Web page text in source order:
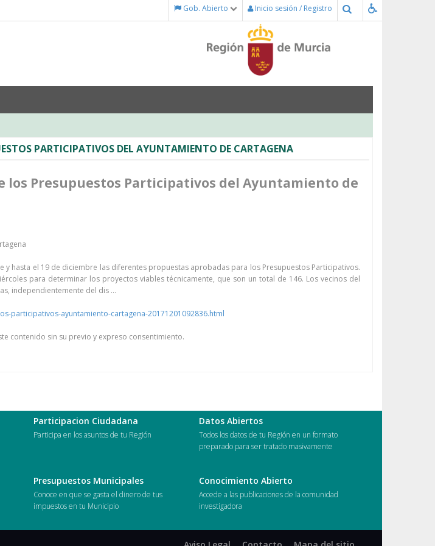
Gob. Abierto Inicio sesión / Registro Buscar
PARTICIPATIVOS DEL AYUNTAMIENTO DE CARTAGENA
los Presupuestos Participativos del Ayuntamiento de
hasta el 19 de diciembre las diferentes propuestas aprobadas para los Presupuestos Participativos.
para determinar los proyectos viables técnicamente, que son un total de 146. Los vecinos del
independientemente del dis ...
participativos-ayuntamiento-cartagena-20171201092836.html
contenido sin su previo y expreso consentimiento.
Participacion Ciudadana
Participa en los asuntos de tu Región
Datos Abiertos
Todos los datos de tu Región en un formato
preparado para ser tratado masivamente
Presupuestos Municipales
Conoce en que se gasta el dinero de tus
impuestos en tu Municipio
Conocimiento Abierto
Accede a las publicaciones de la comunidad
investigadora